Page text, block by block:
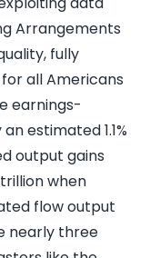
Arrangements
fully
all Americans
earnings-
estimated 1.1%
output gains
when
flow output
nearly three